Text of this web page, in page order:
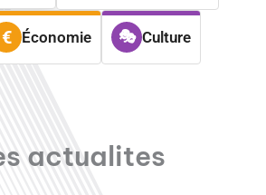
Économie Culture
actualites